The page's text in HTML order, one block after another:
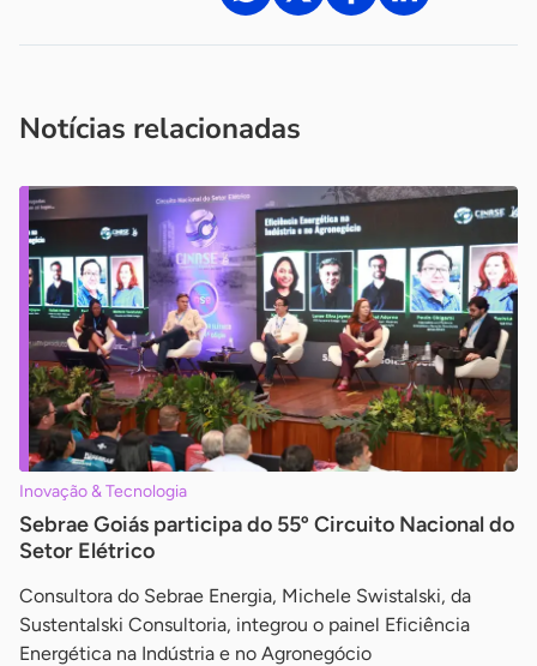
Notícias relacionadas
Inovação & Tecnologia
Sebrae Goiás participa do 55º Circuito Nacional do
Setor Elétrico
Consultora do Sebrae Energia, Michele Swistalski, da
Sustentalski Consultoria, integrou o painel Eficiência
Energética na Indústria e no Agronegócio